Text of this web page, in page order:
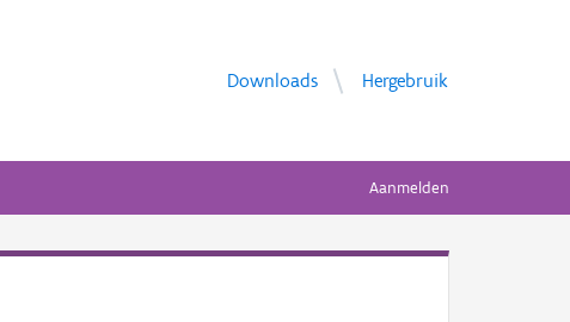
Downloads Hergebruik
Aanmelden